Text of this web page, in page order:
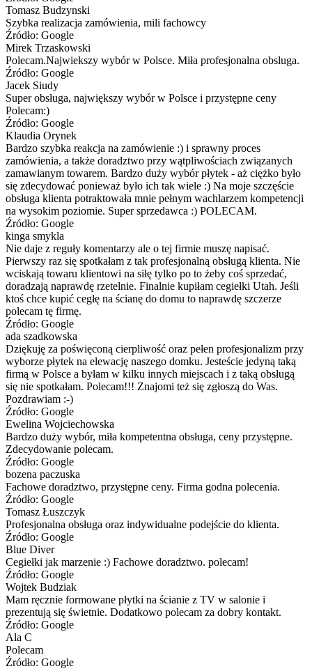
Tomasz Budzynski
Szybka realizacja zamówienia, mili fachowcy
Źródło: Google
Mirek Trzaskowski
Polecam.Najwiekszy wybór w Polsce. Miła profesjonalna obsluga.
Źródło: Google
Jacek Siudy
Super obsługa, największy wybór w Polsce i przystępne ceny
Polecam:)
Źródło: Google
Klaudia Orynek
Bardzo szybka reakcja na zamówienie :) i sprawny proces
zamówienia, a także doradztwo przy wątpliwościach związanych
zamawianym towarem. Bardzo duży wybór płytek - aż ciężko było
się zdecydować ponieważ było ich tak wiele :) Na moje szczęście
obsługa klienta potraktowała mnie pełnym wachlarzem kompetencji
na wysokim poziomie. Super sprzedawca :) POLECAM.
Źródło: Google
kinga smykla
Nie daje z reguły komentarzy ale o tej firmie muszę napisać.
Pierwszy raz się spotkałam z tak profesjonalną obsługą klienta. Nie
wciskają towaru klientowi na siłę tylko po to żeby coś sprzedać,
doradzają naprawdę rzetelnie. Finalnie kupiłam cegiełki Utah. Jeśli
ktoś chce kupić cegłę na ścianę do domu to naprawdę szczerze
polecam tę firmę.
Źródło: Google
ada szadkowska
Dziękuję za poświęconą cierpliwość oraz pełen profesjonalizm przy
wyborze płytek na elewację naszego domku. Jesteście jedyną taką
firmą w Polsce a byłam w kilku innych miejscach i z taką obsługą
się nie spotkałam. Polecam!!! Znajomi też się zgłoszą do Was.
Pozdrawiam :-)
Źródło: Google
Ewelina Wojciechowska
Bardzo duży wybór, miła kompetentna obsługa, ceny przystępne.
Zdecydowanie polecam.
Źródło: Google
bozena paczuska
Fachowe doradztwo, przystępne ceny. Firma godna polecenia.
Źródło: Google
Tomasz Łuszczyk
Profesjonalna obsługa oraz indywidualne podejście do klienta.
Źródło: Google
Blue Diver
Cegiełki jak marzenie :) Fachowe doradztwo. polecam!
Źródło: Google
Wojtek Budziak
Mam ręcznie formowane płytki na ścianie z TV w salonie i
prezentują się świetnie. Dodatkowo polecam za dobry kontakt.
Źródło: Google
Ala C
Polecam
Źródło: Google